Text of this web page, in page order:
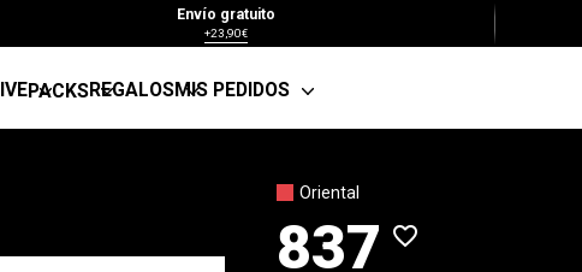
Envío gratuito
+23,90€
PACKSREGALOSMIS PEDIDOS
Oriental
837 favorite_border